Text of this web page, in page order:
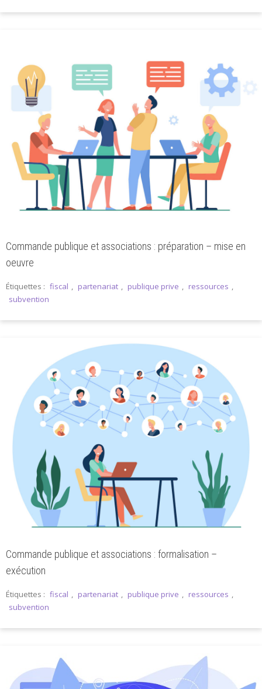
Commande publique et associations : préparation – mise en
oeuvre
Étiquettes : fiscal , partenariat , publique prive , ressources ,
subvention
Commande publique et associations : formalisation –
exécution
Étiquettes : fiscal , partenariat , publique prive , ressources ,
subvention